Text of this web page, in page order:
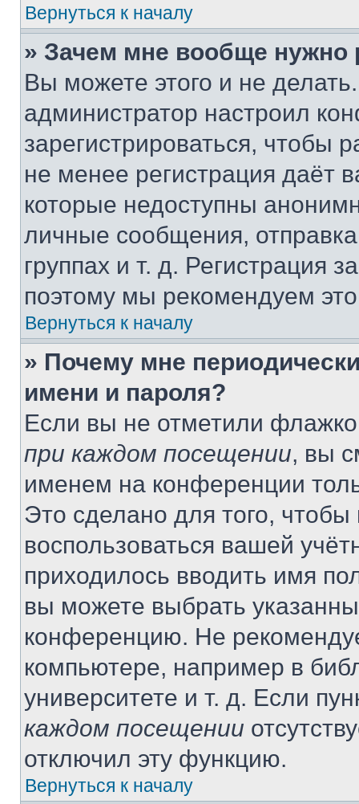
Вернуться к началу
» Зачем мне вообще нужно
Вы можете этого и не
администратор настроил
зарегистрироваться, чтобы
не менее регистрация даёт
которые недоступны
личные сообщения,
группах и т. д. Регистрация
поэтому мы рекомендуем
Вернуться к началу
» Почему мне
имени и пароля?
Если вы не отметили
при каждом посещении, вы
именем на конференции
Это сделано для того, чтобы
воспользоваться вашей
приходилось вводить имя
вы можете выбрать
конференцию. Не
компьютере, например в
университете и т. д. Если
каждом посещении
отключил эту функцию.
Вернуться к началу